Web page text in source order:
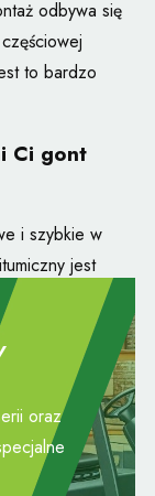
odbywa się
to bardzo
Ci gont
i szybkie w
jest
Możesz
wyboru koloru
na
prostokąt i
sklepie w
oraz